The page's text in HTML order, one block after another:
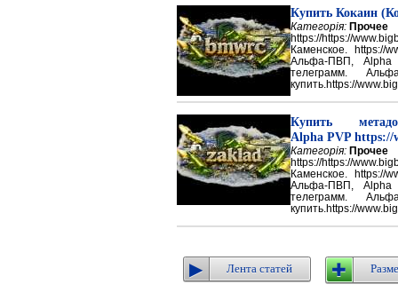
Купить Кокаин
Категорія: Прочее
https://https://
Каменское. https://
Альфа-ПВП, Alpha
телеграмм.
купить.https://
Купить
Alpha PVP https://
Категорія: Прочее
https://https://
Каменское. https://
Альфа-ПВП, Alpha
телеграмм.
купить.https://
Лента статей